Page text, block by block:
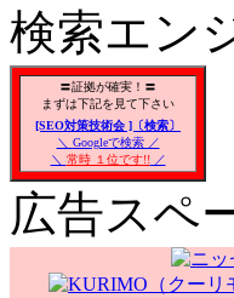
検索エン
〓証拠が確実！〓
まずは下記を見て下さい
[SEO対策技術会 ]〔検索〕
＼ Googleで検索 ／
＼ 常時 １位です!!／
広告スペ